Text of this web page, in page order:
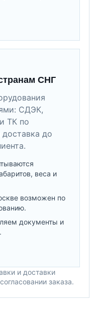
СНГ
СДЭК,
ТК по
до
веса и
возможен по
документы и
и доставки
заказа.